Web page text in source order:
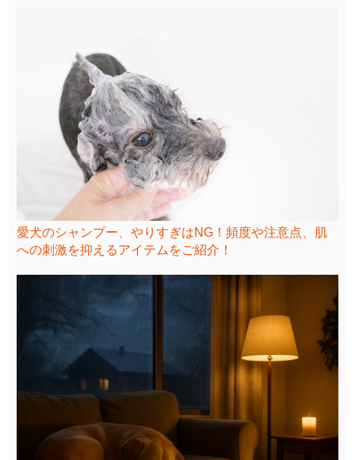
愛犬のシャンプー、やりすぎはNG！頻度や注意点、肌
への刺激を抑えるアイテムをご紹介！